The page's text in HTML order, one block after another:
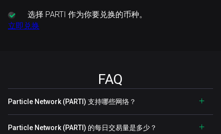
选择 PARTI 作为你要兑换的币种。
立即兑换
FAQ
Particle Network (PARTI) 支持哪些网络？
Particle Network (PARTI) 的每日交易量是多少？